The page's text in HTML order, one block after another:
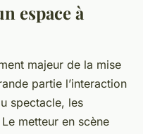
espace à
majeur de la mise
partie l’interaction
spectacle, les
metteur en scène